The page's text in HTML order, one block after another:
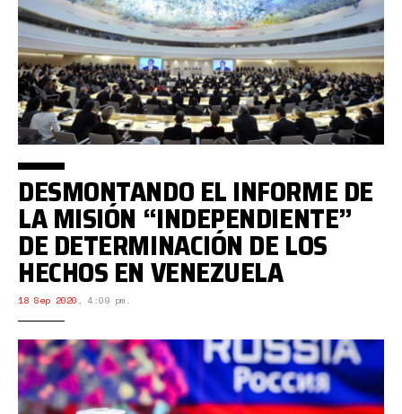
DESMONTANDO EL INFORME DE
LA MISIÓN “INDEPENDIENTE”
DE DETERMINACIÓN DE LOS
HECHOS EN VENEZUELA
18 Sep 2020 , 4:09 pm.